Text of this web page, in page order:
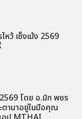
หว้ เช็งเม้ง 2569
โดย อ.มิก พชร
ามาอยู่ในมือคุณ